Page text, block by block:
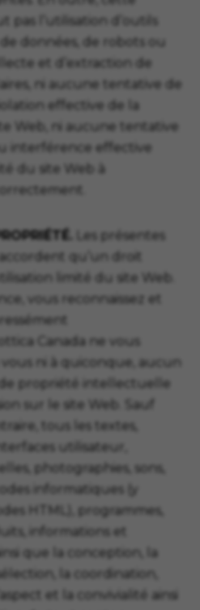
pas l’utilisation d’outils
de données, de robots ou
et d’extraction de
ni aucune tentative de
effective de la
Web, ni aucune tentative
interférence effective
du site Web à
Les présentes
accordent qu’un droit
limité du site Web.
vous reconnaissez et
Canada ne vous
vous ni à quiconque, aucun
propriété intellectuelle
sur le site Web. Sauf
tous les textes,
utilisateur,
photographies, sons,
informatiques (y
HTML), programmes,
informations et
que la conception, la
la coordination,
et la convivialité ainsi